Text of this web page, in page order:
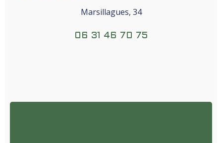
Marsillagues, 34
06 31 46 70 75